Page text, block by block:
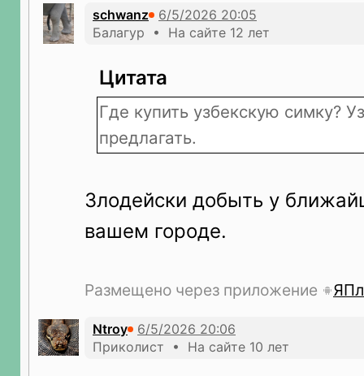
schwanz
Балагур • На сайте 12 лет
Цитата
Где купить узбекскую симку?
предлагать.
Злодейски добыть у
вашем городе.
Размещено через приложение
Ntroy
Приколист • На сайте 10 лет